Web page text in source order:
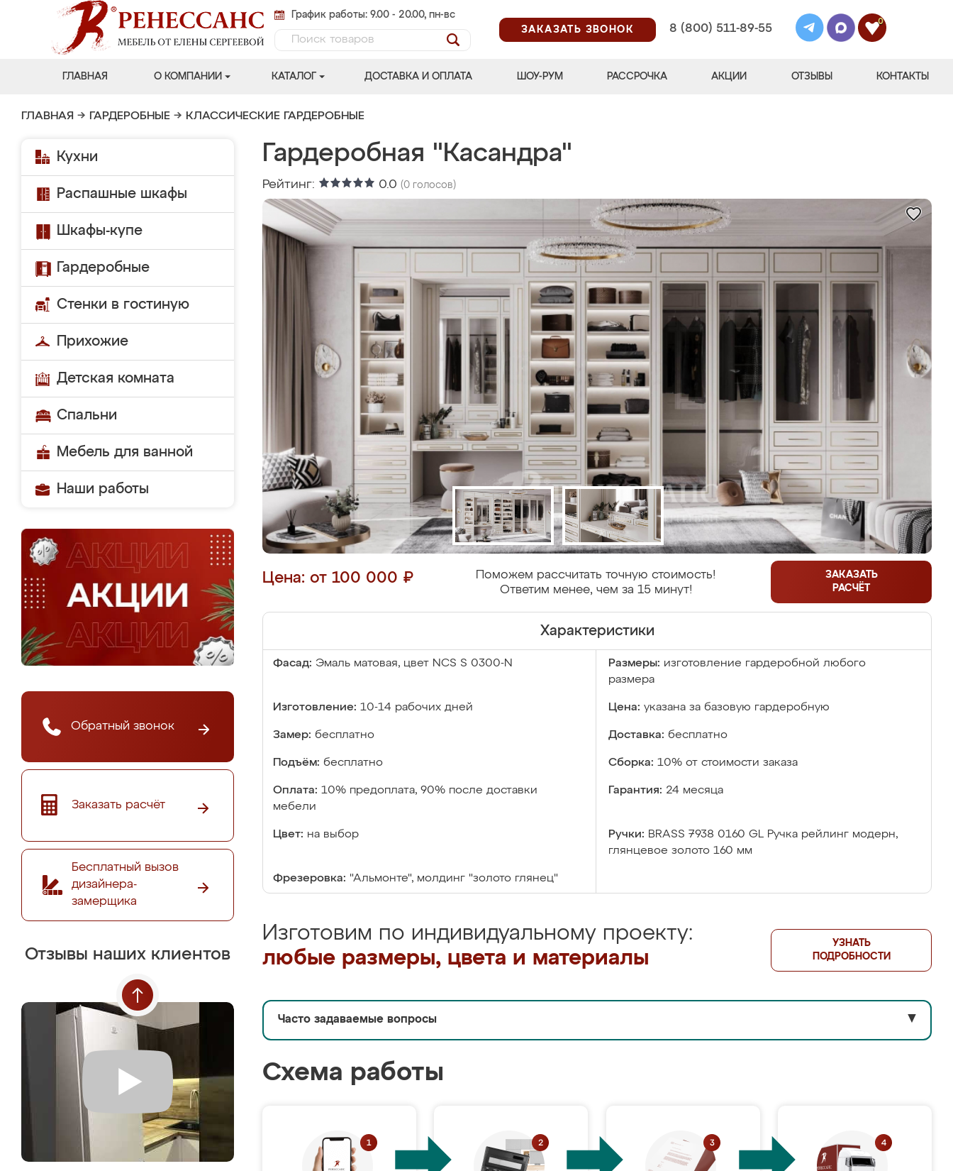
График работы: 9.00 - 20.00, пн-вс
ЗАКАЗАТЬ ЗВОНОК
8 (800) 511-89-55
0
ГЛАВНАЯ О КОМПАНИИ КАТАЛОГ ДОСТАВКА И ОПЛАТА ШОУ-РУМ РАССРОЧКА АКЦИИ ОТЗЫВЫ КОНТАКТЫ
ГЛАВНАЯ → ГАРДЕРОБНЫЕ → КЛАССИЧЕСКИЕ ГАРДЕРОБНЫЕ
Кухни
Распашные шкафы
Шкафы-купе
Гардеробные
Стенки в гостиную
Прихожие
Детская комната
Спальни
Мебель для ванной
Наши работы
Обратный звонок
Заказать расчёт
Бесплатный вызов
дизайнера-
замерщика
Отзывы наших клиентов
Гардеробная "Касандра"
Рейтинг: 0.0 (0 голосов)
Цена: от 100 000 ₽
Поможем рассчитать точную стоимость!
Ответим менее, чем за 15 минут!
ЗАКАЗАТЬ
РАСЧЁТ
Характеристики
Фасад: Эмаль матовая, цвет NCS S 0300-N Размеры: изготовление гардеробной любого
размера
Изготовление: 10-14 рабочих дней Цена: указана за базовую гардеробную
Замер: бесплатно Доставка: бесплатно
Подъём: бесплатно Сборка: 10% от стоимости заказа
Оплата: 10% предоплата, 90% после доставки
мебели
Гарантия: 24 месяца
Цвет: на выбор Ручки: BRASS 7938 0160 GL Ручка рейлинг модерн,
глянцевое золото 160 мм
Фрезеровка: "Альмонте", молдинг "золото глянец"
Изготовим по индивидуальному проекту:
любые размеры, цвета и материалы
УЗНАТЬ
ПОДРОБНОСТИ
Часто задаваемые вопросы ▼
Схема работы